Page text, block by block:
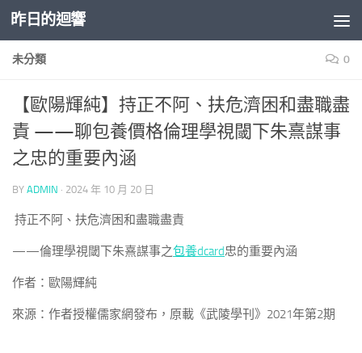
Skip to content
昨日的迴響
未分類 0
【歐陽輝純】持正不阿、扶危濟困和盡職盡
責 ——聊包養價格倫理學視閾下朱熹謀事
之忠的重要內涵
BY ADMIN · 2024 年 10 月 20 日
持正不阿、扶危濟困和盡職盡責
——倫理學視閾下朱熹謀事之包養dcard忠的重要內涵
作者：歐陽輝純
來源：作者授權儒家網發布，原載《武陵學刊》2021年第2期